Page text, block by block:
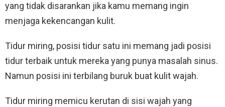
yang tidak disarankan jika kamu memang ingin
menjaga kekencangan kulit.
Tidur miring, posisi tidur satu ini memang jadi posisi
tidur terbaik untuk mereka yang punya masalah sinus.
Namun posisi ini terbilang buruk buat kulit wajah.
Tidur miring memicu kerutan di sisi wajah yang